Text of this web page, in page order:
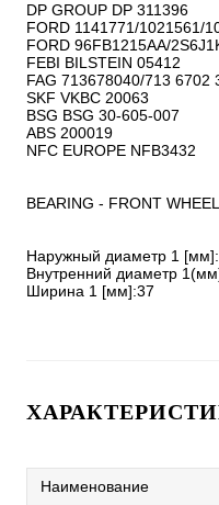
DP GROUP DP 311396
FORD 1141771/1021561/
FORD 96FB1215AA/
FEBI BILSTEIN 05412
FAG 713678040/713 6702
SKF VKBC 20063
BSG BSG 30-605-007
ABS 200019
NFC EUROPE NFB3432
BEARING - FRONT
Наружный диаметр 1
Внутренний диаметр
Ширина 1 [мм]:37
Наименование